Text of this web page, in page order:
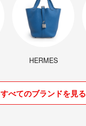
HERMES
すべてのブランドを見る